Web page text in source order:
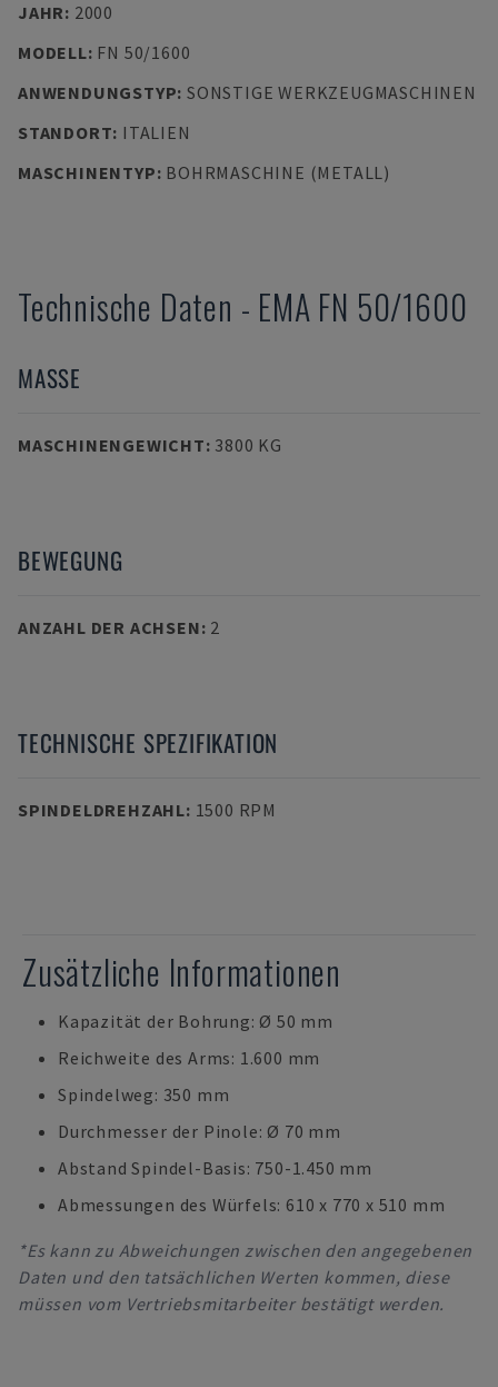
JAHR: 2000
MODELL: FN 50/1600
ANWENDUNGSTYP: SONSTIGE WERKZEUGMASCHINEN
STANDORT: ITALIEN
MASCHINENTYP: BOHRMASCHINE (METALL)
Technische Daten - EMA FN 50/1600
MASSE
MASCHINENGEWICHT: 3800 KG
BEWEGUNG
ANZAHL DER ACHSEN: 2
TECHNISCHE SPEZIFIKATION
SPINDELDREHZAHL: 1500 RPM
Zusätzliche Informationen
Kapazität der Bohrung: Ø 50 mm
Reichweite des Arms: 1.600 mm
Spindelweg: 350 mm
Durchmesser der Pinole: Ø 70 mm
Abstand Spindel-Basis: 750-1.450 mm
Abmessungen des Würfels: 610 x 770 x 510 mm
*Es kann zu Abweichungen zwischen den angegebenen
Daten und den tatsächlichen Werten kommen, diese
müssen vom Vertriebsmitarbeiter bestätigt werden.